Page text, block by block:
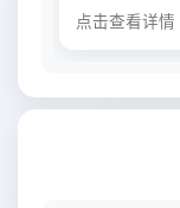
点击查看详情